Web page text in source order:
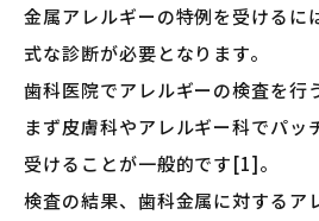
金属アレルギーの特例を受けるに
式な診断が必要となります。
歯科医院でアレルギーの検査を行
まず皮膚科やアレルギー科でパッ
受けることが一般的です[1]。
検査の結果、歯科金属に対するア